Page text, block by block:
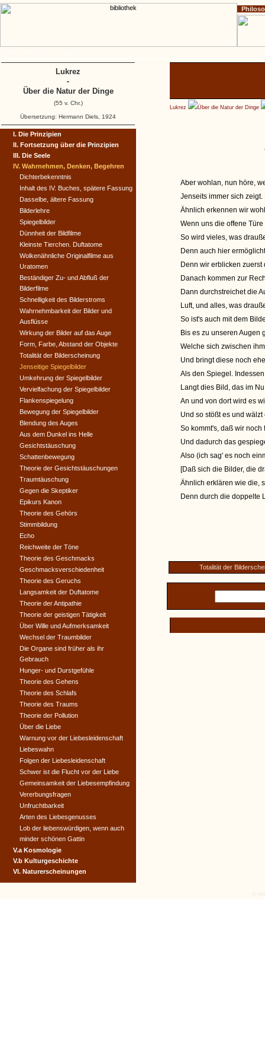
Lukrez Über die Natur der Dinge
Aber wohlan, nun höre,
Jenseits immer sich
Ähnlich erkennen wir
Wenn uns die offene
So wird vieles, was
Denn auch hier
Denn wir erblicken
Danach kommen zur
Dann durchstreichet die
Luft, und alles, was
So ist's auch mit dem
Bis es zu unseren Augen
Welche sich zwischen
Und bringt diese noch
Als den Spiegel.
Langt dies Bild, das im
An und von dort wird es
Und so stößt es und
So kommt's, daß wir
Und dadurch das
Also (ich sag' es noch
[Daß sich die Bilder, die
Ähnlich erklären wie die,
Denn durch die doppelte
Totalität der
I. Die Prinzipien
II. Fortsetzung über die Prinzipien
III. Die Seele
IV. Wahrnehmen, Denken, Begehren
Dichterbekenntnis
Inhalt des IV. Buches, spätere Fassung
Dasselbe, ältere Fassung
Bilderlehre
Spiegelbilder
Dünnheit der Bildfilme
Kleinste Tierchen. Duftatome
Wolkenähnliche Originalfilme aus
Uratomen
Beständiger Zu- und Abfluß der
Bilderfilme
Schnelligkeit des Bilderstroms
Wahrnehmbarkeit der Bilder und
Ausflüsse
Wirkung der Bilder auf das Auge
Form, Farbe, Abstand der Objekte
Totalität der Bilderscheinung
Jenseitige Spiegelbilder
Umkehrung der Spiegelbilder
Vervielfachung der Spiegelbilder
Flankenspiegelung
Bewegung der Spiegelbilder
Blendung des Auges
Aus dem Dunkel ins Helle
Gesichtstäuschung
Schattenbewegung
Theorie der Gesichtstäuschungen
Traumtäuschung
Gegen die Skeptiker
Epikurs Kanon
Theorie des Gehörs
Stimmbildung
Echo
Reichweite der Töne
Theorie des Geschmacks
Geschmacksverschiedenheit
Theorie des Geruchs
Langsamkeit der Duftatome
Theorie der Antipathie
Theorie der geistigen Tätigkeit
Über Wille und Aufmerksamkeit
Wechsel der Traumbilder
Die Organe sind früher als ihr
Gebrauch
Hunger- und Durstgefühle
Theorie des Gehens
Theorie des Schlafs
Theorie des Traums
Theorie der Pollution
Über die Liebe
Warnung vor der Liebesleidenschaft
Liebeswahn
Folgen der Liebesleidenschaft
Schwer ist die Flucht vor der Liebe
Gemeinsamkeit der Liebesempfindung
Vererbungsfragen
Unfruchtbarkeit
Arten des Liebesgenusses
Lob der liebenswürdigen, wenn auch
minder schönen Gattin
V.a Kosmologie
V.b Kulturgeschichte
VI. Naturerscheinungen
Lukrez
-
Über die Natur der Dinge
(55 v. Chr.)
Übersetzung: Hermann Diels, 1924